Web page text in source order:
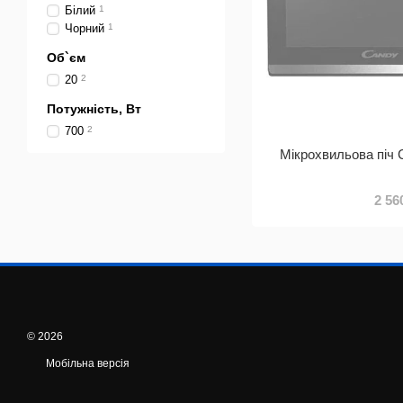
Мікрохвильова
2
Білий 1
Чорний 1
Об`єм
20 2
Потужність, Вт
700 2
© 2026
Мобільна версія